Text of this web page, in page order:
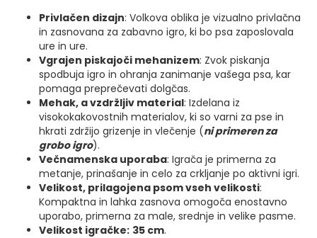
Privlačen dizajn: Volkova oblika je vizualno privlačna
in zasnovana za zabavno igro, ki bo psa zaposlovala
ure in ure.
Vgrajen piskajoči mehanizem: Zvok piskanja
spodbuja igro in ohranja zanimanje vašega psa, kar
pomaga preprečevati dolgčas.
Mehak, a vzdržljiv material: Izdelana iz
visokokakovostnih materialov, ki so varni za pse in
hkrati zdržijo grizenje in vlečenje (ni primeren za
grobo igro).
Večnamenska uporaba: Igrača je primerna za
metanje, prinašanje in celo za crkljanje po aktivni igri.
Velikost, prilagojena psom vseh velikosti:
Kompaktna in lahka zasnova omogoča enostavno
uporabo, primerna za male, srednje in velike pasme.
Velikost igračke: 35 cm.